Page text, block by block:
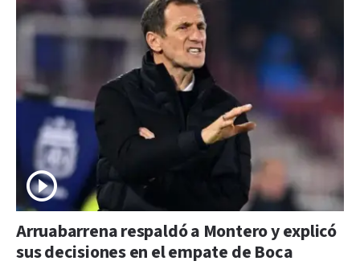
Arruabarrena respaldó a Montero y explicó
sus decisiones en el empate de Boca